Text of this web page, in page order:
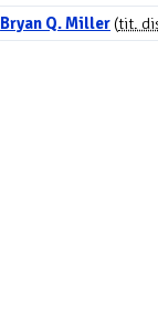
Bryan Q. Miller(tit.